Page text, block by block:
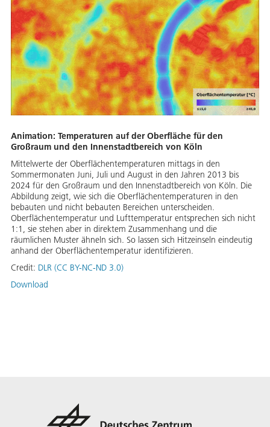
Animation: Temperaturen auf der Oberfläche für den
Großraum und den Innenstadtbereich von Köln
Mittelwerte der Oberflächentemperaturen mittags in den
Sommermonaten Juni, Juli und August in den Jahren 2013 bis
2024 für den Großraum und den Innenstadtbereich von Köln. Die
Abbildung zeigt, wie sich die Oberflächentemperaturen in den
bebauten und nicht bebauten Bereichen unterscheiden.
Oberflächentemperatur und Lufttemperatur entsprechen sich nicht
1:1, sie stehen aber in direktem Zusammenhang und die
räumlichen Muster ähneln sich. So lassen sich Hitzeinseln eindeutig
anhand der Oberflächentemperatur identifizieren.
Credit: DLR (CC BY-NC-ND 3.0)
Download